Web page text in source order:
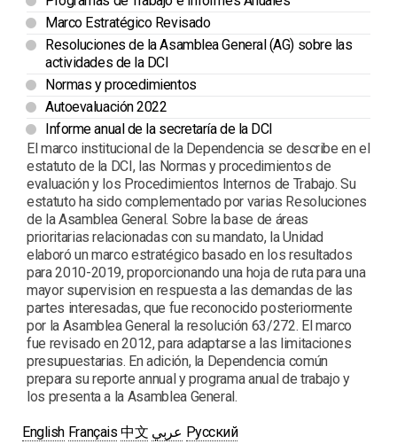
Marco Estratégico Revisado
Resoluciones de la Asamblea General (AG) sobre las
actividades de la DCI
Normas y procedimientos
Autoevaluación 2022
Informe anual de la secretaría de la DCI
El marco institucional de la Dependencia se describe en el
estatuto de la DCI, las Normas y procedimientos de
evaluación y los Procedimientos Internos de Trabajo. Su
estatuto ha sido complementado por varias Resoluciones
de la Asamblea General. Sobre la base de áreas
prioritarias relacionadas con su mandato, la Unidad
elaboró un marco estratégico basado en los resultados
para 2010-2019, proporcionando una hoja de ruta para una
mayor supervision en respuesta a las demandas de las
partes interesadas, que fue reconocido posteriormente
por la Asamblea General la resolución 63/272. El marco
fue revisado en 2012, para adaptarse a las limitaciones
presupuestarias. En adición, la Dependencia común
prepara su reporte annual y programa anual de trabajo y
los presenta a la Asamblea General.
English Français 中文 عربي Русский